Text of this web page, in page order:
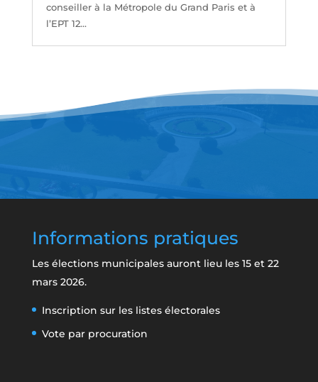
conseiller à la Métropole du Grand Paris et à
l’EPT 12...
Informations pratiques
Les élections municipales auront lieu les 15 et 22
mars 2026.
Inscription sur les listes électorales
Vote par procuration